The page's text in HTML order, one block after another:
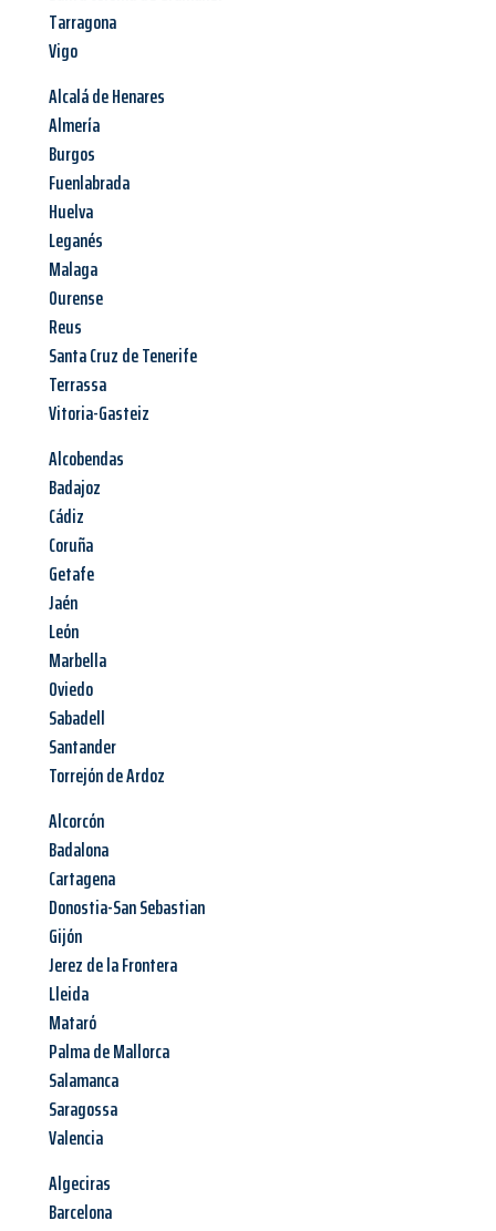
Tarragona
Vigo
Alcalá de Henares
Almería
Burgos
Fuenlabrada
Huelva
Leganés
Malaga
Ourense
Reus
Santa Cruz de Tenerife
Terrassa
Vitoria-Gasteiz
Alcobendas
Badajoz
Cádiz
Coruña
Getafe
Jaén
León
Marbella
Oviedo
Sabadell
Santander
Torrejón de Ardoz
Alcorcón
Badalona
Cartagena
Donostia-San Sebastian
Gijón
Jerez de la Frontera
Lleida
Mataró
Palma de Mallorca
Salamanca
Saragossa
Valencia
Algeciras
Barcelona